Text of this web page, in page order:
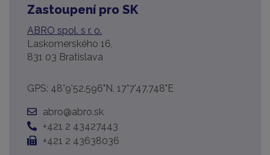
Zastoupení pro SK
ABRO spol. s r. o.
Laskomerského 16,
831 03 Bratislava
GPS: 48°9'52.596"N, 17°7'47.748"E
abro@abro.sk
+421 2 43427443
+421 2 43638036